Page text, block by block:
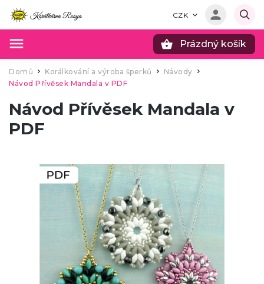
CZK
Prázdný košík
Domů / Korálkování a výroba šperků Návody
Návod Přívěsek Mandala v PDF
Návod Přívěsek Mandala v
PDF